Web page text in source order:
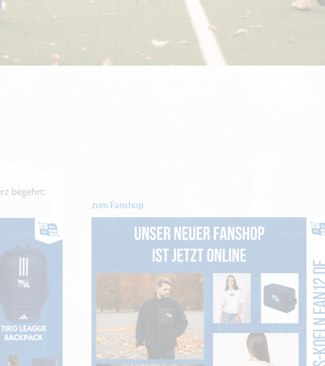
begehrt:
zum Fanshop